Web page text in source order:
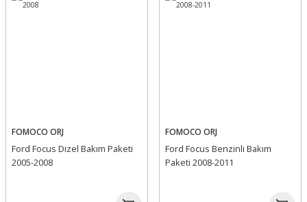
FOMOCO ORJ
Ford Focus Dizel Bakım Paketi
2005-2008
FOMOCO ORJ
Ford Focus Benzinli Bakım
Paketi 2008-2011